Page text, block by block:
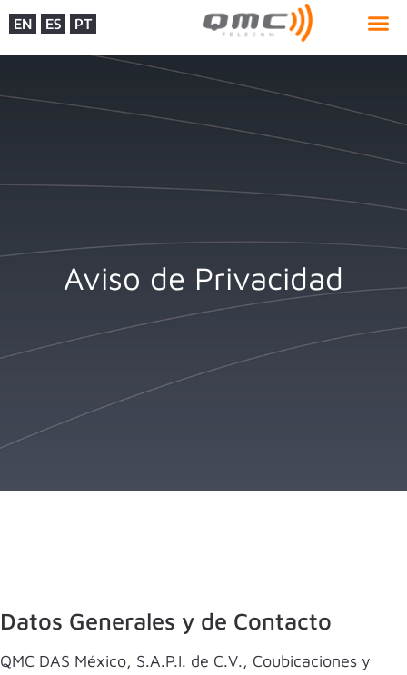
EN ES PT
Aviso de Privacidad
Datos Generales y de Contacto
QMC DAS México, S.A.P.I. de C.V., Coubicaciones y